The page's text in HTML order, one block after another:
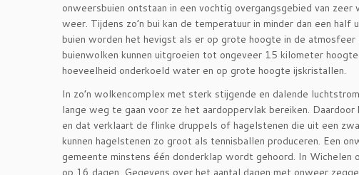
onweersbuien ontstaan in een vochtig overgangsgebied van
weer. Tijdens zo’n bui kan de temperatuur in minder dan een
buien worden het hevigst als er op grote hoogte in de
buienwolken kunnen uitgroeien tot ongeveer 15 kilometer
hoeveelheid onderkoeld water en op grote hoogte ijskristallen.
In zo’n wolkencomplex met sterk stijgende en dalende
lange weg te gaan voor ze het aardoppervlak bereiken.
en dat verklaart de flinke druppels of hagelstenen die uit een
kunnen hagelstenen zo groot als tennisballen produceren. Een
gemeente minstens één donderklap wordt gehoord. In Wichelen
op 16 dagen. Gegevens over het aantal dagen met onweer